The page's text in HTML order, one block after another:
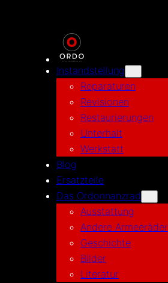
Instandstellung
Reparaturen
Revisionen
Restaurierungen
Unterhalt
Werkstatt
Blog
Ersatzteile
Das Ordonnanzrad
Ausstattung
Andere Armeeräder
Geschichte
Bilder
Literatur